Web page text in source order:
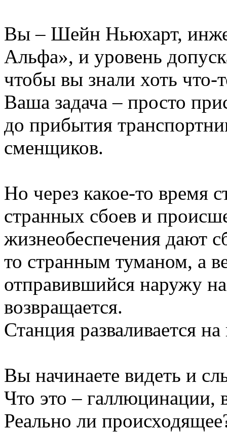
Вы – Шейн Ньюхарт,
Альфа», и уровень
чтобы вы знали хоть что-
Ваша задача – просто
до прибытия
сменщиков.
Но через какое-то время
странных сбоев и
жизнеобеспечения дают
то странным туманом, а
отправившийся наружу
возвращается.
Станция разваливается на
Вы начинаете видеть и
Что это – галлюцинации,
Реально ли